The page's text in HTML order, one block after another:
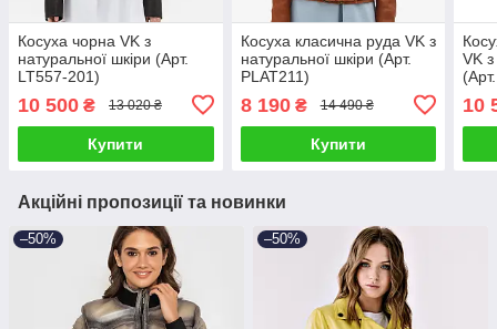
Косуха чорна VK з
натуральної шкіри (Арт.
LT557-201)
10 500 ₴ 13 020 ₴
Купити
Косуха класична руда VK з
натуральної шкіри (Арт.
PLAT211)
8 190₴ 14 490 ₴
Купити
VK
10
Акційні пропозиції та новинки
–50% –50%